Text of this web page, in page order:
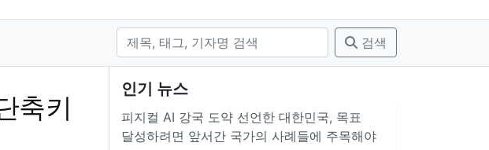
검색
축키
인기 뉴스
피지컬 AI 강국 도약 선언한 대한민국, 목표
달성하려면 앞서간 국가의 사례들에 주목해야